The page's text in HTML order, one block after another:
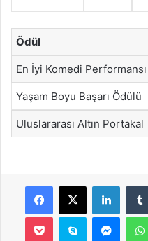
Ödül
En İyi Komedi Performansı
Yaşam Boyu Başarı Ödülü
Uluslararası Altın Portakal
Facebook
X
Pocket Skype